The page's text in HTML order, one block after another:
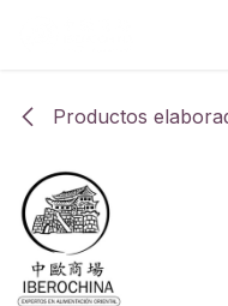
Productos